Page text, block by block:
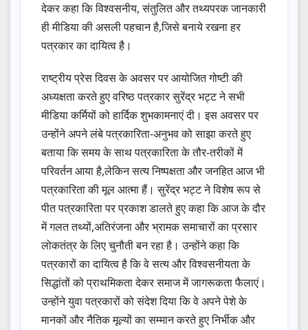
देकर कहा कि विश्वसनीय, संतुलित और तथ्यपरक जानकारी
ही मीडिया की असली पहचान है,जिसे बनाये रखना हर
पत्रकार का दायित्व है।
राष्ट्रीय प्रेस दिवस के अवसर पर आयोजित गोष्टी की
अध्यक्षता करते हुए वरिष्ठ पत्रकार सुरेंद्र भट्ट ने सभी
मीडिया कर्मियों को हार्दिक शुभकामनाएं दी। इस अवसर पर
उन्होंने अपने लंबे पत्रकारिता-अनुभव को साझा करते हुए
बताया कि समय के साथ पत्रकारिता के तौर-तरीकों में
परिवर्तन आया है,लेकिन सत्य निष्पक्षता और जनहित आज भी
पत्रकारिता की मूल आत्मा हैं। सुरेंद्र भट्ट ने विशेष रूप से
पीत पत्रकारिता पर प्रकाश डालते हुए कहा कि आज के दौर
में गलत तथ्यों,अतिरंजना और भ्रामक समाचारों का प्रसार
लोकतंत्र के लिए चुनौती बन रहा है। उन्होंने कहा कि
पत्रकारों का दायित्व है कि वे सत्य और विश्वसनीयता के
सिद्धांतों को प्राथमिकता देकर समाज में जागरूकता फैलाएं।
उन्होंने युवा पत्रकारों को संदेश दिया कि वे अपने पेशे के
मानकों और नैतिक मूल्यों का सम्मान करते हुए निर्भीक और